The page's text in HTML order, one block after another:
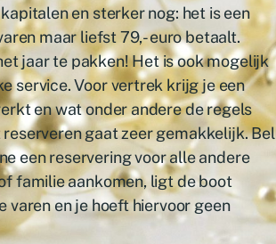
en sterker nog: het is een
maar liefst 79,- euro betaalt.
jaar te pakken! Het is ook mogelijk
service. Voor vertrek krijg je een
en wat onder andere de regels
gaat zeer gemakkelijk. Bel
een reservering voor alle andere
familie aankomen, ligt de boot
varen en je hoeft hiervoor geen